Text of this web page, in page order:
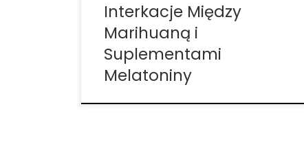
Interkacje Między
Marihuaną i
Suplementami
Melatoniny